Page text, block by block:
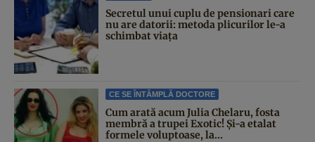
Secretul unui cuplu de pensionari care
nu are datorii: metoda plicurilor le-a
schimbat viața
CE SE ÎNTÂMPLĂ DOCTORE
Cum arată acum Julia Chelaru, fosta
membră a trupei Exotic! Și-a etalat
formele voluptoase, la...